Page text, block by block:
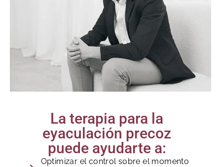
La terapia para la
eyaculación precoz
puede ayudarte a:
Optimizar el control sobre el momento